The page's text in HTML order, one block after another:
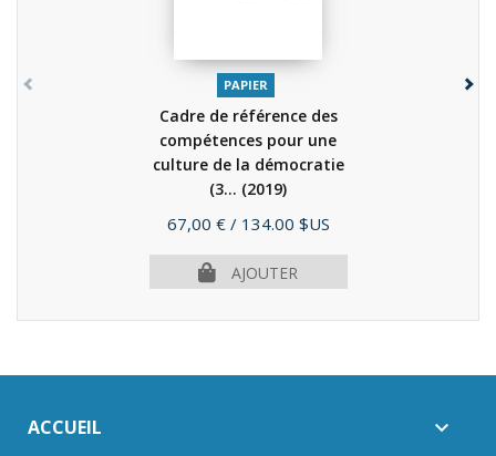
PAPIER
Cadre de référence des
compétences pour une
culture de la démocratie
(3... (2019)
Prix
67,00 € / 134.00 $US
AJOUTER
ACCUEIL 